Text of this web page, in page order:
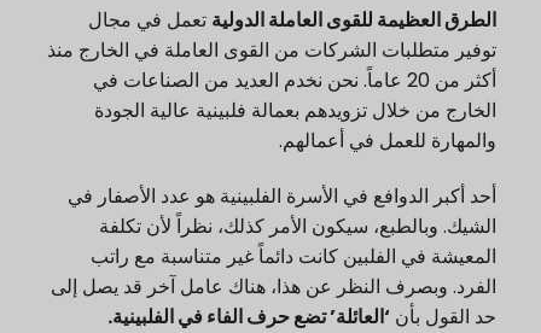
الطرق العظيمة للقوى العاملة الدولية تعمل في مجال
توفير متطلبات الشركات من القوى العاملة في الخارج منذ
أكثر من 20 عاماً. نحن نخدم العديد من الصناعات في
الخارج من خلال تزويدهم بعمالة فلبينية عالية الجودة
والمهارة للعمل في أعمالهم.
أحد أكبر الدوافع في الأسرة الفلبينية هو عدد الأصفار في
الشيك. وبالطبع، سيكون الأمر كذلك، نظراً لأن تكلفة
المعيشة في الفلبين كانت دائماً غير متناسبة مع راتب
الفرد. وبصرف النظر عن هذا، هناك عامل آخر قد يصل إلى
حد القول بأن ‘العائلة’ تضع حرف الفاء في الفلبينية.